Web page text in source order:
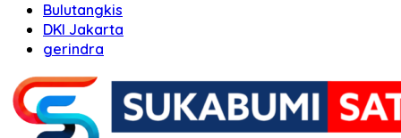
Bulutangkis
DKI Jakarta
gerindra